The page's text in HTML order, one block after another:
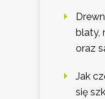
blaty,
oraz
Jak
się